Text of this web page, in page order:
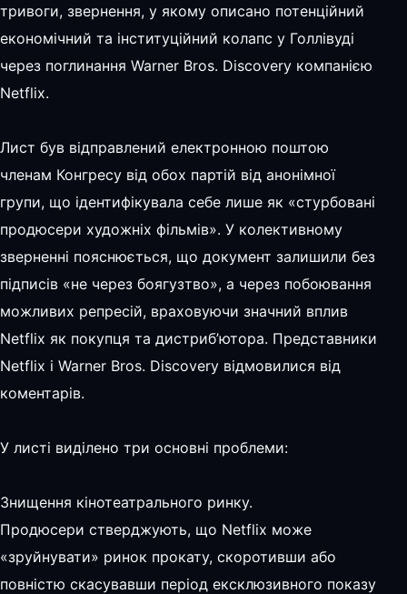
тривоги, звернення, у якому описано потенційний
економічний та інституційний колапс у Голлівуді
через поглинання Warner Bros. Discovery компанією
Netflix.
Лист був відправлений електронною поштою
членам Конгресу від обох партій від анонімної
групи, що ідентифікувала себе лише як «стурбовані
продюсери художніх фільмів». У колективному
зверненні пояснюється, що документ залишили без
підписів «не через боягузтво», а через побоювання
можливих репресій, враховуючи значний вплив
Netflix як покупця та дистриб’ютора. Представники
Netflix і Warner Bros. Discovery відмовилися від
коментарів.
У листі виділено три основні проблеми:
Знищення кінотеатрального ринку.
Продюсери стверджують, що Netflix може
«зруйнувати» ринок прокату, скоротивши або
повністю скасувавши період ексклюзивного показу